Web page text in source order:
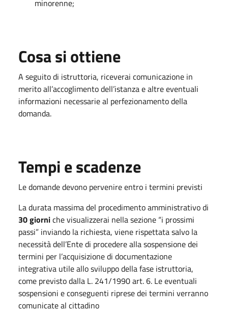
minorenne;
Cosa si ottiene
A seguito di istruttoria, riceverai comunicazione in
merito all’accoglimento dell’istanza e altre eventuali
informazioni necessarie al perfezionamento della
domanda.
Tempi e scadenze
Le domande devono pervenire entro i termini previsti
La durata massima del procedimento amministrativo di
30 giorniche visualizzerai nella sezione “i prossimi
passi” inviando la richiesta, viene rispettata salvo la
necessità dell’Ente di procedere alla sospensione dei
termini per l’acquisizione di documentazione
integrativa utile allo sviluppo della fase istruttoria,
come previsto dalla L. 241/1990 art. 6. Le eventuali
sospensioni e conseguenti riprese dei termini verranno
comunicate al cittadino